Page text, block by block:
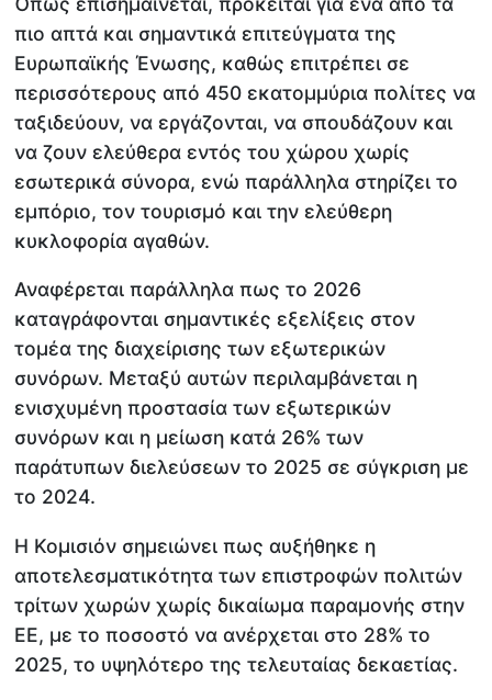
πιο απτά και σημαντικά επιτεύγματα της
Ευρωπαϊκής Ένωσης, καθώς επιτρέπει σε
περισσότερους από 450 εκατομμύρια πολίτες να
ταξιδεύουν, να εργάζονται, να σπουδάζουν και
να ζουν ελεύθερα εντός του χώρου χωρίς
εσωτερικά σύνορα, ενώ παράλληλα στηρίζει το
εμπόριο, τον τουρισμό και την ελεύθερη
κυκλοφορία αγαθών.
Αναφέρεται παράλληλα πως το 2026
καταγράφονται σημαντικές εξελίξεις στον
τομέα της διαχείρισης των εξωτερικών
συνόρων. Μεταξύ αυτών περιλαμβάνεται η
ενισχυμένη προστασία των εξωτερικών
συνόρων και η μείωση κατά 26% των
παράτυπων διελεύσεων το 2025 σε σύγκριση με
το 2024.
Η Κομισιόν σημειώνει πως αυξήθηκε η
αποτελεσματικότητα των επιστροφών πολιτών
τρίτων χωρών χωρίς δικαίωμα παραμονής στην
ΕΕ, με το ποσοστό να ανέρχεται στο 28% το
2025, το υψηλότερο της τελευταίας δεκαετίας.